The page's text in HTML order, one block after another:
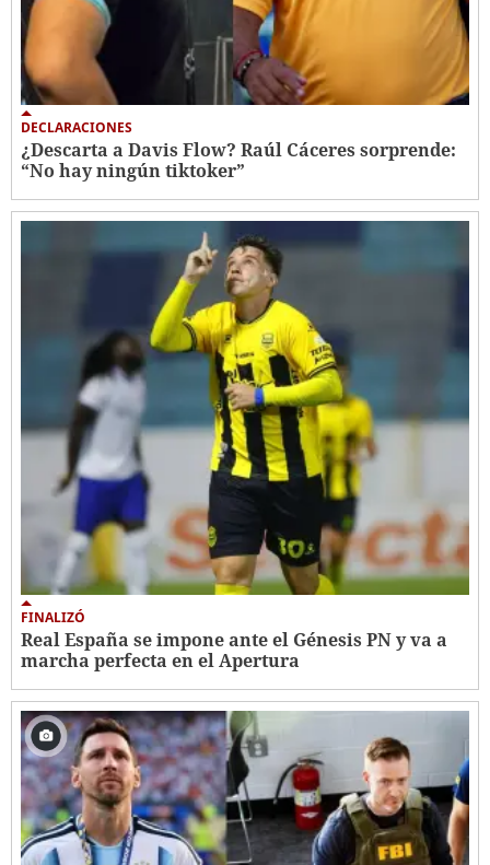
DECLARACIONES
¿Descarta a Davis Flow? Raúl Cáceres sorprende:
“No hay ningún tiktoker”
FINALIZÓ
Real España se impone ante el Génesis PN y va a
marcha perfecta en el Apertura